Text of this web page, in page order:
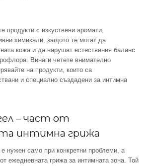
продукти с изкуствени аромати,
химикали, защото те могат да
кожа и да нарушат естествения баланс
Винаги четете внимателно
на продукти, които са
и специално създадени за интимна
– част от
интимна грижа
е нужен само при конкретни проблеми, а
ежедневната грижа за интимната зона. Той